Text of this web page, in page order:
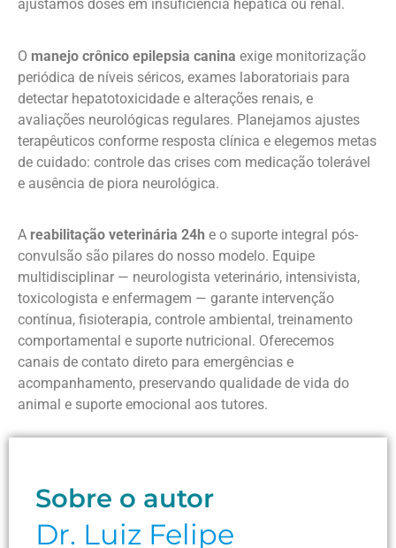
ajustamos doses em insuficiência hepática ou renal.
O manejo crônico epilepsia canina exige monitorização
periódica de níveis séricos, exames laboratoriais para
detectar hepatotoxicidade e alterações renais, e
avaliações neurológicas regulares. Planejamos ajustes
terapêuticos conforme resposta clínica e elegemos metas
de cuidado: controle das crises com medicação tolerável
e ausência de piora neurológica.
A reabilitação veterinária 24h e o suporte integral pós-
convulsão são pilares do nosso modelo. Equipe
multidisciplinar — neurologista veterinário, intensivista,
toxicologista e enfermagem — garante intervenção
contínua, fisioterapia, controle ambiental, treinamento
comportamental e suporte nutricional. Oferecemos
canais de contato direto para emergências e
acompanhamento, preservando qualidade de vida do
animal e suporte emocional aos tutores.
Sobre o autor
Dr. Luiz Felipe